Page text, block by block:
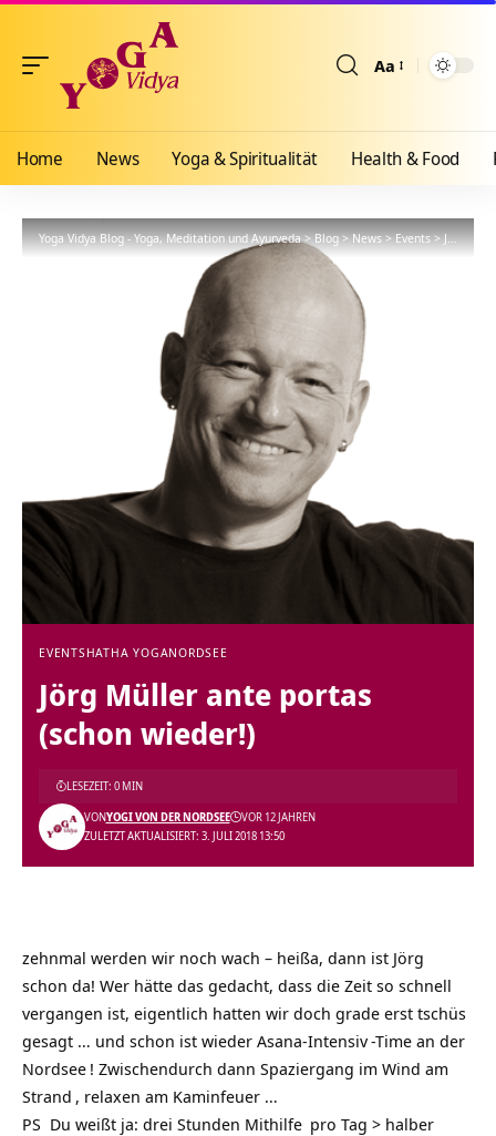
Aa
Home News Yoga & Spiritualität Health & Food
Yoga Vidya Blog - Yoga, Meditation und Ayurveda>Blog>News>Events>Jörg Müller ante portas (schon wieder!)
EVENTSHATHA YOGANORDSEE
Jörg Müller ante portas
(schon wieder!)
ZULETZT AKTUALISIERT: 3. JULI 2018 13:50
VONYOGI VON DER NORDSEE VOR 12 JAHREN
LESEZEIT: 0 MIN
zehnmal werden wir noch wach – heißa, dann ist Jörg
schon da! Wer hätte das gedacht, dass die Zeit so schnell
vergangen ist, eigentlich hatten wir doch grade erst tschüs
gesagt … und schon ist wieder Asana-Intensiv-Time an der
Nordsee ! Zwischendurch dann Spaziergang im Wind am
Strand , relaxen am Kaminfeuer …
PS Du weißt ja: drei Stunden Mithilfe pro Tag > halber